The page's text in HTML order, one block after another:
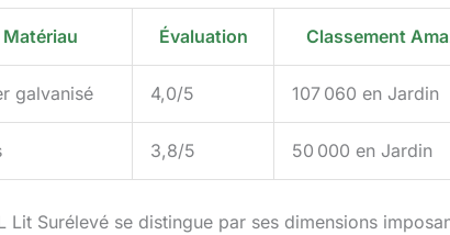
Matériau Évaluation Classement
galvanisé 4,0/5 107 060 en Jardin
3,8/5 50 000 en Jardin
Surélevé se distingue par ses dimensions